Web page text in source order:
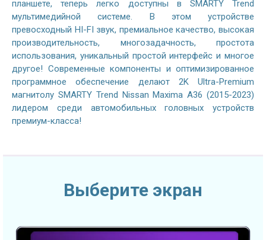
планшете, теперь легко доступны в SMARTY Trend
мультимедийной системе. В этом устройстве
превосходный HI-FI звук, премиальное качество, высокая
производительность, многозадачность, простота
использования, уникальный простой интерфейс и многое
другое! Современные компоненты и оптимизированное
программное обеспечение делают 2K Ultra-Premium
магнитолу SMARTY Trend Nissan Maxima A36 (2015-2023)
лидером среди автомобильных головных устройств
премиум-класса!
Выберите экран